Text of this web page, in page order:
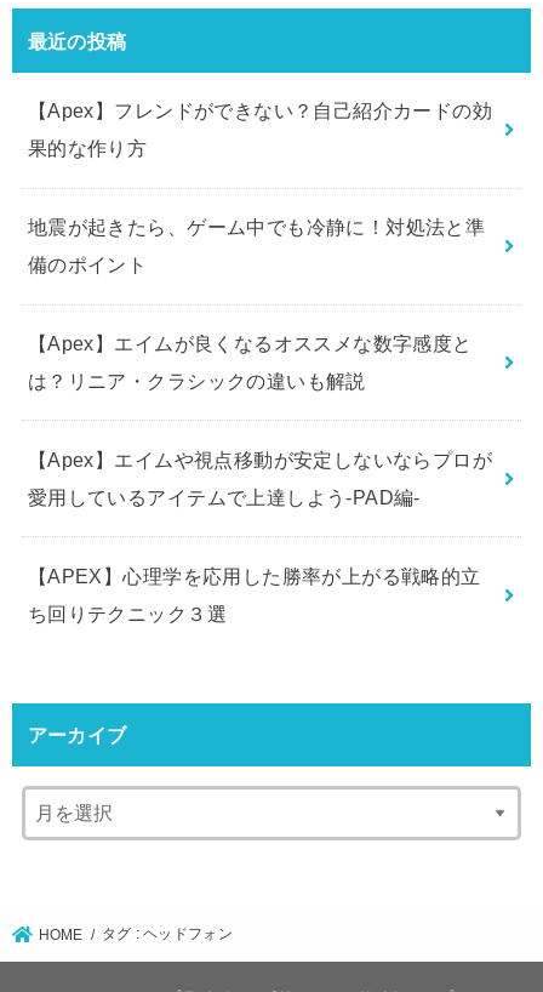
最近の投稿
【Apex】フレンドができない？自己紹介カードの効
果的な作り方
地震が起きたら、ゲーム中でも冷静に！対処法と準
備のポイント
【Apex】エイムが良くなるオススメな数字感度と
は？リニア・クラシックの違いも解説
【Apex】エイムや視点移動が安定しないならプロが
愛用しているアイテムで上達しよう-PAD編-
【APEX】心理学を応用した勝率が上がる戦略的立
ち回りテクニック３選
アーカイブ
HOME タグ : ヘッドフォン